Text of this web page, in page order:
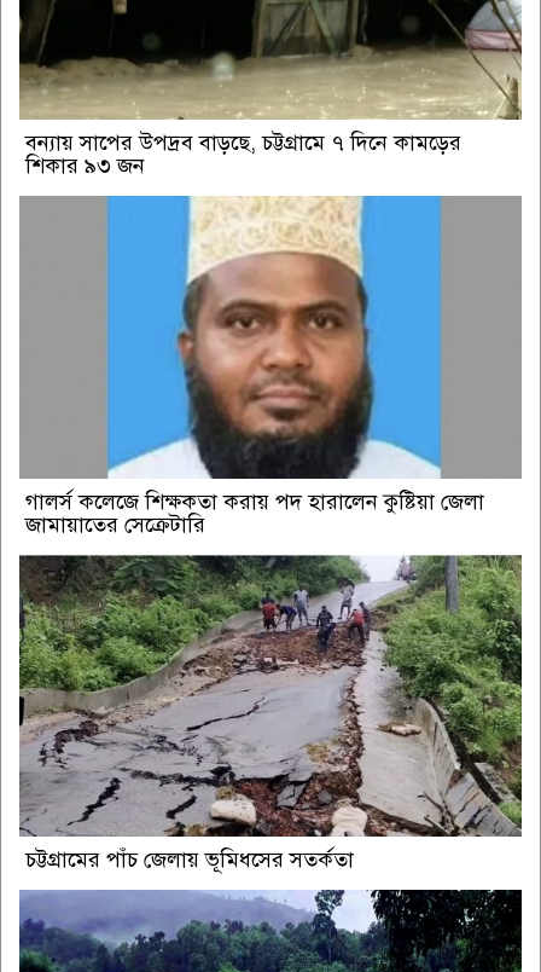
বন্যায় সাপের উপদ্রব বাড়ছে, চট্টগ্রামে ৭ দিনে কামড়ের
শিকার ৯৩ জন
গালর্স কলেজে শিক্ষকতা করায় পদ হারালেন কুষ্টিয়া জেলা
জামায়াতের সেক্রেটারি
চট্টগ্রামের পাঁচ জেলায় ভূমিধসের সতর্কতা